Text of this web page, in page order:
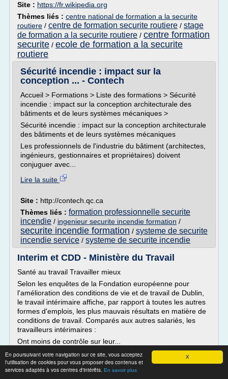
X
En poursuivant votre navigation sur ce site, vous acceptez
l'utilisation de cookies pour vous proposer des contenus et
services adaptés à vos centres d'intérêts. En savoir plus
Site : https://fr.wikipedia.org
Thèmes liés : centre national de formation a la securite
routiere / centre de formation securite routiere / stage
de formation a la securite routiere / centre formation
securite / ecole de formation a la securite
routiere
Sécurité incendie : impact sur la
conception ... - Contech
Accueil > Formations > Liste des formations > Sécurité
incendie : impact sur la conception architecturale des
bâtiments et de leurs systèmes mécaniques >
Sécurité incendie : impact sur la conception architecturale
des bâtiments et de leurs systèmes mécaniques
Les professionnels de l'industrie du bâtiment (architectes,
ingénieurs, gestionnaires et propriétaires) doivent
conjuguer avec...
Lire la suite
Site : http://contech.qc.ca
Thèmes liés : formation professionnelle securite
incendie / ingenieur securite incendie formation /
securite incendie formation / systeme de securite
incendie service / systeme de securite incendie
Interim et CDD - Ministère du Travail
Santé au travail Travailler mieux
Selon les enquêtes de la Fondation européenne pour
l'amélioration des conditions de vie et de travail de Dublin,
le travail intérimaire affiche, par rapport à toutes les autres
formes d'emplois, les plus mauvais résultats en matière de
conditions de travail. Comparés aux autres salariés, les
travailleurs intérimaires :
Ont moins de contrôle sur leur...
Lire la suite